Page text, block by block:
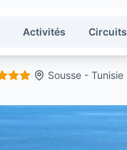
Activités Circuits
· Sousse - Tunisie